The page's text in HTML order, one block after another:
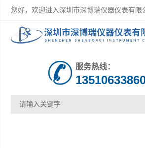
您好，欢迎进入深圳市深博瑞仪器仪表有限
服务热线：